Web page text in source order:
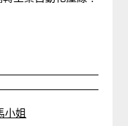
小姐